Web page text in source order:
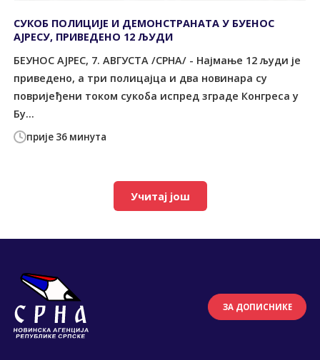
прије 36 минута
СУКОБ ПОЛИЦИЈЕ И ДЕМОНСТРАНАТА У БУЕНОС
АЈРЕСУ, ПРИВЕДЕНО 12 ЉУДИ
БЕУНОС АЈРЕС, 7. АВГУСТА /СРНА/ - Најмање 12 људи је
приведено, а три полицајца и два новинара су
повријеђени током сукоба испред зграде Конгреса у
Бу...
Учитај још
ЗА ДОПИСНИКЕ